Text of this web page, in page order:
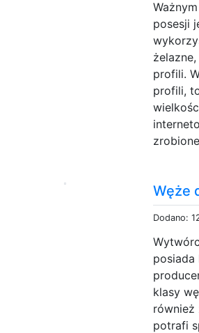
posesji
profili.
profili,
Węże
Dodano:
posiada
klasy
również
potrafi